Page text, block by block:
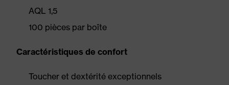
AQL 1,5
100 pièces par boîte
Caractéristiques de confort
Toucher et dextérité exceptionnels